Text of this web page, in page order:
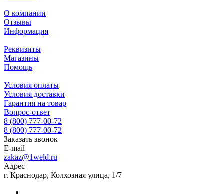
О компании
Отзывы
Информация
Реквизиты
Магазины
Помощь
Условия оплаты
Условия доставки
Гарантия на товар
Вопрос-ответ
8 (800) 777-00-72
8 (800) 777-00-72
Заказать звонок
E-mail
zakaz@1weld.ru
Адрес
г. Краснодар, Колхозная улица, 1/7